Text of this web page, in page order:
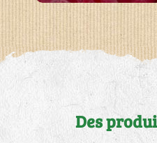
Des